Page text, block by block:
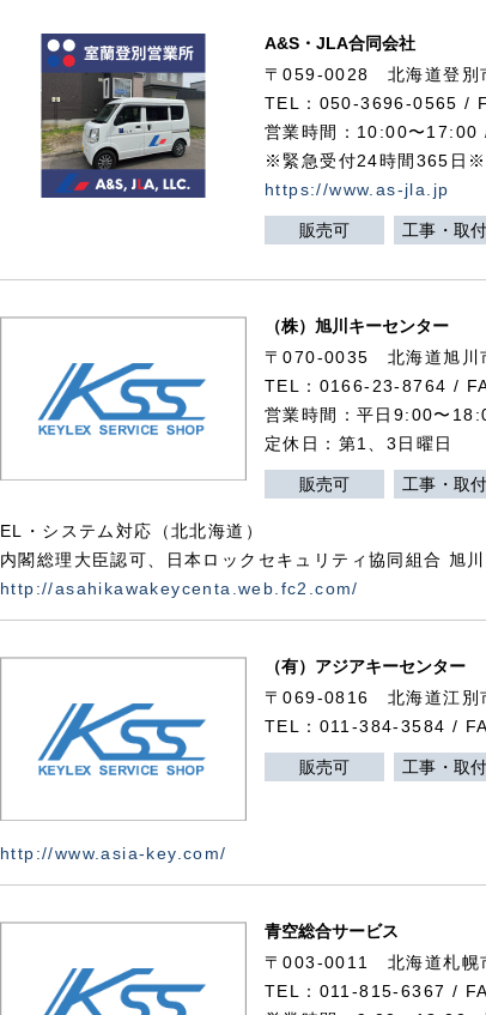
A&S・JLA合同会社
〒059-0028北海道登別
TEL：050-3696-0565 /
営業時間：10:00〜17:00
※緊急受付24時間365日※
https://www.as-jla.jp
販売可 工事・取
（株）旭川キーセンター
〒070-0035 北海道旭川
TEL：0166-23-8764 /
営業時間：平日9:00〜
定休日：第1、3日曜日
販売可 工事・取
EL・システム対応（北北海道）
内閣総理大臣認可、日本ロックセキュリティ協同組合 旭
http://asahikawakeycenta.web.fc2.com/
（有）アジアキーセンター
〒069-0816 北海道江別
TEL：011-384-3584 /
販売可 工事・取
http://www.asia-key.com/
青空総合サービス
〒003-0011 北海道札幌
TEL：011-815-6367 /